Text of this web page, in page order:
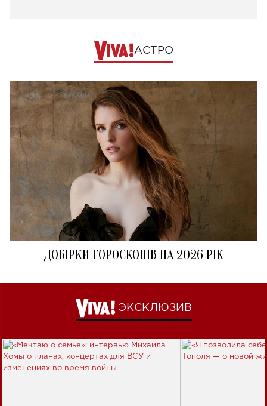
АСТРО
ДОБІРКИ ГОРОСКОПІВ НА 2026 РІК
ЭКСКЛЮЗИВ